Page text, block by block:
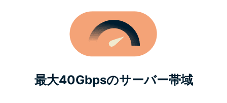
最大40Gbpsのサーバー帯域